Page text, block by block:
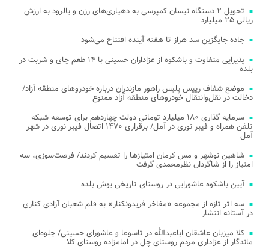
تحویل ۲ دستگاه نیسان کمپرسی به دهیاری‌های رزن و یالرود به ارزش
ریالی ۲۵ میلیارد
جاده جایگزین سد هراز تا هفته آینده افتتاح می‌شود
پذیرایی متفاوت و باشکوه از عزاداران حسینی با ۱۴ طعم چای و شربت در
بلده
موضع شفاف رییس پلیس راهور مازندران درباره خودروهای منطقه آزاد/
دخالت در نقل‌وانتقال خودروهای منطقه آزاد ممنوع
سرمایه گذاری ۱۸۰ میلیارد تومانی دولت چهاردهم برای توسعه شبکه
تلفن همراه و فیبر نوری در آمل/ برقراری ۱۴۷۰ اتصال فیبر نوری در شهر
آمل
شاهین نوشهر و مس کرمان امتیازها را تقسیم کردند/ فرصت‌سوزی، سه
امتیاز را از شاگردان نظرمحمدی گرفت
آیین باشکوه عاشورایی در روستای تاریخی یوش بلده
سه اثر تازه از مجموعه «مفاخر فریدونکنار» به قلم شعبان آزادی کناری
در آستانه انتشار
کلا میزبان عاشقان اباعبدالله در تاسوعا و عاشورای حسینی/ جلوه‌ای
ماندگار از عزاداری مردم روستای چل در امامزاده روستای کلا